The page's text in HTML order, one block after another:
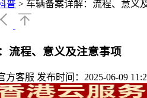
普 > 车辆备案详解：流程、意义
流程、意义及注意事项
方客服 发布时间：2025-06-09